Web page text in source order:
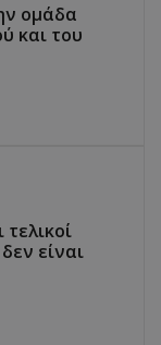
ομάδα
και του
είναι